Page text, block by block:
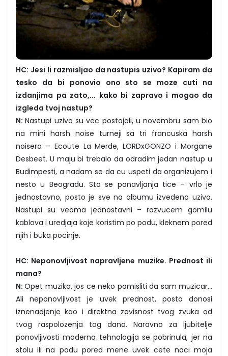
HC: Jesi li razmisljao da nastupis uzivo? Kapiram da
tesko da bi ponovio ono sto se moze cuti na
izdanjima pa zato,... kako bi zapravo i mogao da
izgleda tvoj nastup?
N:Nastupi uzivo su vec postojali, u novembru sam bio
na mini harsh noise turneji sa tri francuska harsh
noisera – Ecoute La Merde, LORDxGONZO i Morgane
Desbeet. U maju bi trebalo da odradim jedan nastup u
Budimpesti, a nadam se da cu uspeti da organizujem i
nesto u Beogradu. Sto se ponavljanja tice – vrlo je
jednostavno, posto je sve na albumu izvedeno uzivo.
Nastupi su veoma jednostavni – razvucem gomilu
kablova i uredjaja koje koristim po podu, kleknem pored
njih i buka pocinje.
HC: Neponovljivost napravljene muzike. Prednost ili
mana?
N:Opet muzika, jos ce neko pomisliti da sam muzicar...
Ali neponovljivost je uvek prednost, posto donosi
iznenadjenje kao i direktna zavisnost tvog zvuka od
tvog raspolozenja tog dana. Naravno za ljubitelje
ponovljivosti moderna tehnologija se pobrinula, jer na
stolu ili na podu pored mene uvek cete naci moja